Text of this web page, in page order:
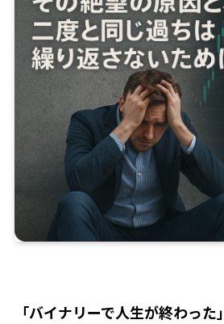
「バイナリーで人生が終わった」